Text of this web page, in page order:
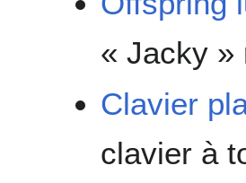
« Jacky »
Clavier
clavier à